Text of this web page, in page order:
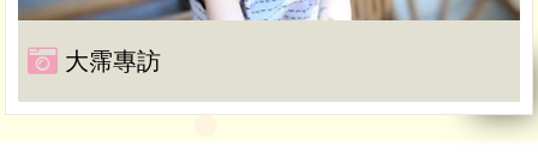
大霈專訪